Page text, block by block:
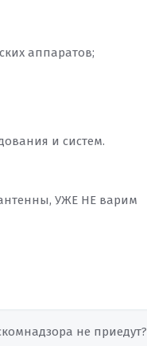
аппаратов;
и систем.
УЖЕ НЕ варим
не приедут?